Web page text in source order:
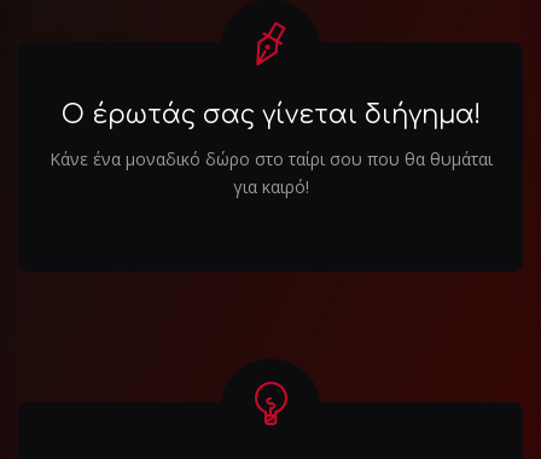
Ο έρωτάς σας γίνεται διήγημα!
Κάνε ένα μοναδικό δώρο στο ταίρι σου που θα θυμάται
για καιρό!